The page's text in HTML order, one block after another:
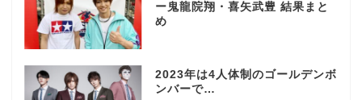
ー鬼龍院翔・喜矢武豊 結果まと
め
2023年は4人体制のゴールデンボ
ンバーで…